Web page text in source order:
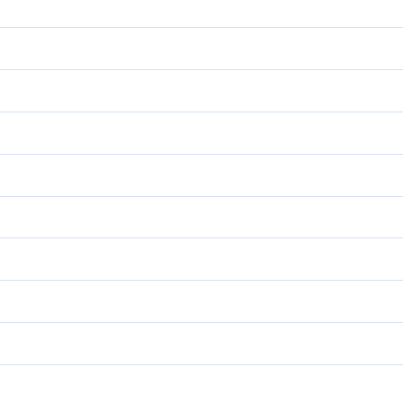
bir yataktır.
onur ve gururu tutar da kendisini günaha iter. Artık ona
benlik ve gurur kendisini günaha sevkeder. (Ceza
kibir ve gurur içinde hiddetlenir. Onun
zaman da kendisini onuru (gururu) günah işlemeye
yataktır!
günahları ile gururlanma damarı kabarır. Böylesi için
büyüklük gururu onu günaha sürükler, kuşatır.
zaman izzet (-i nefsi, cahilane kibr) i kendisini (daha
yetişir. O, hakıykat ne kötü yatakdır!..
gururu kendisini günaha sürükler. İşte ona cehennem
sahibi ol.” denildiği zaman izzet (nefsin gururu) onu